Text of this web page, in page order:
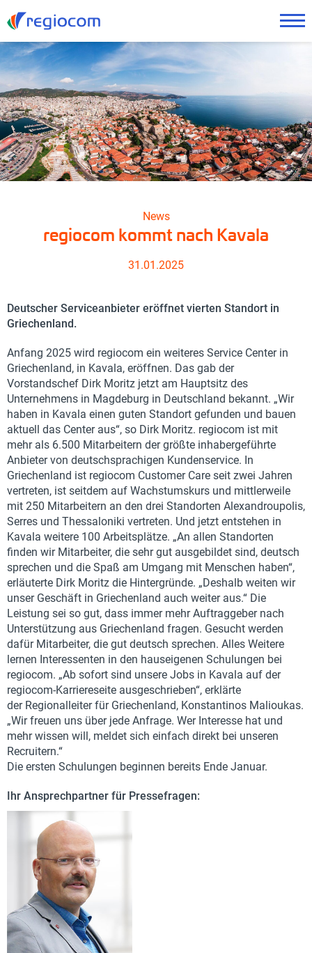
News
regiocom kommt nach Kavala
31.01.2025
Deutscher Serviceanbieter eröffnet vierten Standort in
Griechenland.
Anfang 2025 wird regiocom ein weiteres Service Center in
Griechenland, in Kavala, eröffnen. Das gab der
Vorstandschef Dirk Moritz jetzt am Hauptsitz des
Unternehmens in Magdeburg in Deutschland bekannt. „Wir
haben in Kavala einen guten Standort gefunden und bauen
aktuell das Center aus“, so Dirk Moritz. regiocom ist mit
mehr als 6.500 Mitarbeitern der größte inhabergeführte
Anbieter von deutschsprachigen Kundenservice. In
Griechenland ist regiocom Customer Care seit zwei Jahren
vertreten, ist seitdem auf Wachstumskurs und mittlerweile
mit 250 Mitarbeitern an den drei Standorten Alexandroupolis,
Serres und Thessaloniki vertreten. Und jetzt entstehen in
Kavala weitere 100 Arbeitsplätze. „An allen Standorten
finden wir Mitarbeiter, die sehr gut ausgebildet sind, deutsch
sprechen und die Spaß am Umgang mit Menschen haben“,
erläuterte Dirk Moritz die Hintergründe. „Deshalb weiten wir
unser Geschäft in Griechenland auch weiter aus.“ Die
Leistung sei so gut, dass immer mehr Auftraggeber nach
Unterstützung aus Griechenland fragen. Gesucht werden
dafür Mitarbeiter, die gut deutsch sprechen. Alles Weitere
lernen Interessenten in den hauseigenen Schulungen bei
regiocom. „Ab sofort sind unsere Jobs in Kavala auf der
regiocom-Karriereseite ausgeschrieben“, erklärte
der Regionalleiter für Griechenland, Konstantinos Malioukas.
„Wir freuen uns über jede Anfrage. Wer Interesse hat und
mehr wissen will, meldet sich einfach direkt bei unseren
Recruitern.“
Die ersten Schulungen beginnen bereits Ende Januar.
Ihr Ansprechpartner für Pressefragen: